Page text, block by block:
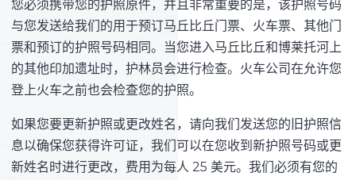
您必须携带您的护照原件，并且非常重要的是，该护照号码
与您发送给我们的用于预订马丘比丘门票、火车票、其他门
票和预订的护照号码相同。当您进入马丘比丘和博莱托河上
的其他印加遗址时，护林员会进行检查。火车公司在允许您
登上火车之前也会检查您的护照。
如果您要更新护照或更改姓名，请向我们发送您的旧护照信
息以确保您获得许可证，我们可以在您收到新护照号码或更
新姓名时进行更改，费用为每人 25 美元。我们必须有您的